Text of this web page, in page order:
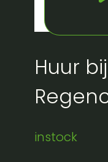
Huur
instock